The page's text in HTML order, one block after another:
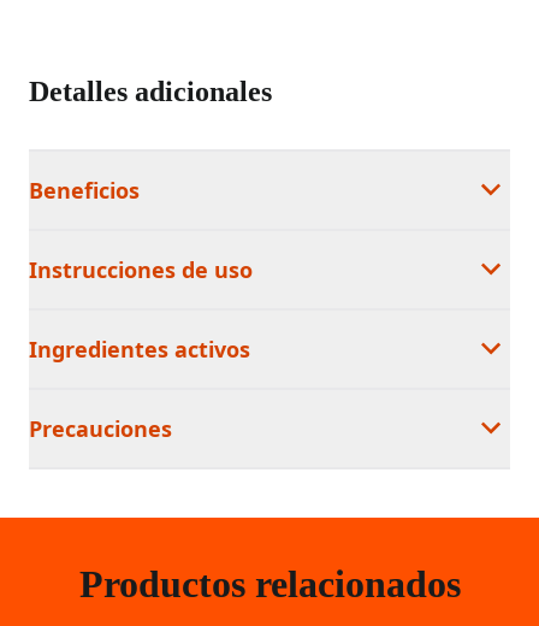
Detalles adicionales
Beneficios
Instrucciones de uso
Ingredientes activos
Precauciones
Productos relacionados